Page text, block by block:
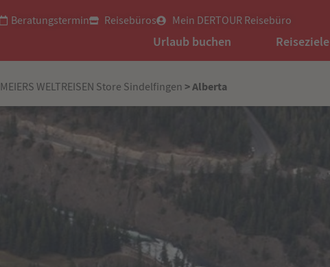
Beratungstermin Reisebüros Mein DERTOUR Reisebüro
Urlaub buchen Reiseziele
MEIERS WELTREISEN Store Sindelfingen > Alberta